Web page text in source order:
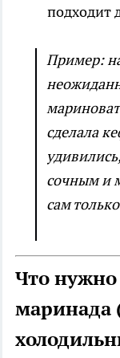
подходит
Пример:
сделала
сочным и
сам
Что нужно
маринада